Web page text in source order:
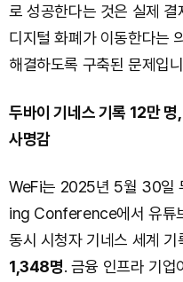
로 성공한다는 것은 실제
디지털 화폐가 이동한다는
해결하도록 구축된 문제입
두바이 기네스 기록 12만 명
사명감
WeFi는 2025년 5월 30일
ing Conference에서 유튜
동시 시청자 기네스 세계
1,348명. 금융 인프라 기업